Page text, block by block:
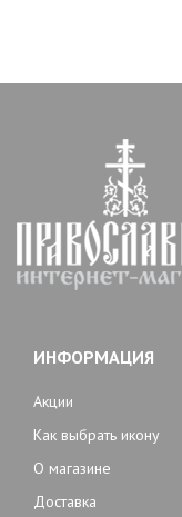
ИНФОРМАЦИЯ
Акции
Как выбрать икону
О магазине
Доставка